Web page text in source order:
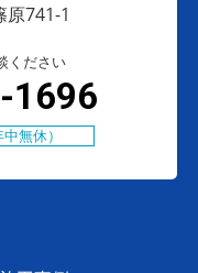
原741-1
ください
1696
無休）